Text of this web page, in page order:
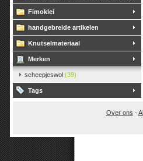
Fimoklei
handgebreide artikelen
Knutselmateriaal
Merken
scheepjeswol (39)
Tags
Over ons -